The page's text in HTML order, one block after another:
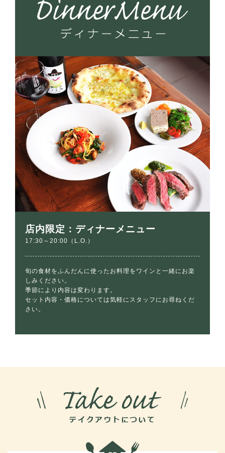
店内限定：ディナーメニュー
17:30～20:00（L.O.）
旬の食材をふんだんに使ったお料理をワインと一緒にお楽
しみください。
季節により内容は変わります。
セット内容・価格については気軽にスタッフにお尋ねくだ
さい。